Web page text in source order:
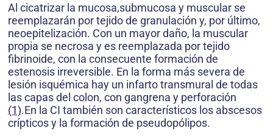
Al cicatrizar la mucosa,submucosa y muscular se
reemplazarán por tejido de granulación y, por último,
neoepitelización. Con un mayor daño, la muscular
propia se necrosa y es reemplazada por tejido
fibrinoide, con la consecuente formación de
estenosis irreversible. En la forma más severa de
lesión isquémica hay un infarto transmural de todas
las capas del colon, con gangrena y perforación
(1).En la CI también son característicos los abscesos
crípticos y la formación de pseudopólipos.